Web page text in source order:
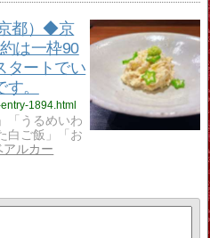
都）◆京
は一枠90
タートでい
。
1894.html
「うるめいわ
白ご飯」「お
アルカー